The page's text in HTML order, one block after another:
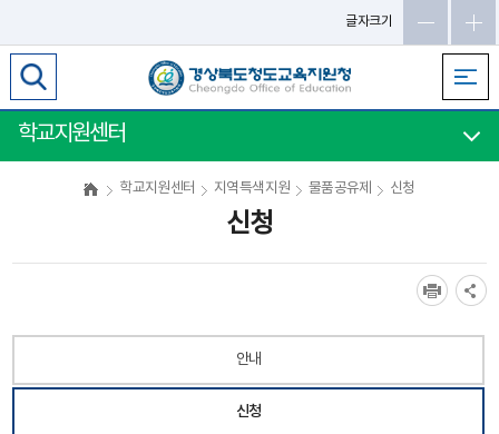
글자크기
인
학교지원센터
학교지원센터 지역특색지원 물품공유제 신청
신청
안내
신청